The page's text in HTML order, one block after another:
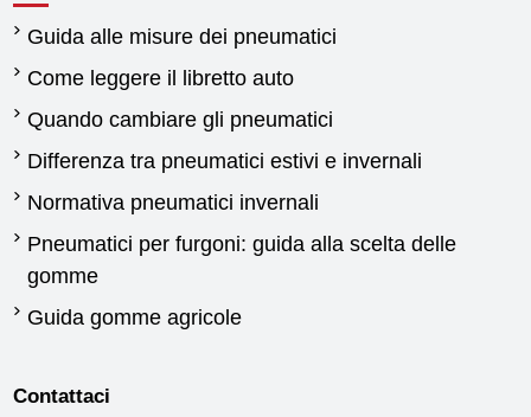
Guida alle misure dei pneumatici
Come leggere il libretto auto
Quando cambiare gli pneumatici
Differenza tra pneumatici estivi e invernali
Normativa pneumatici invernali
Pneumatici per furgoni: guida alla scelta delle
gomme
Guida gomme agricole
Contattaci